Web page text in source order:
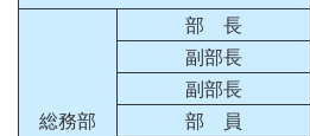
総務部
部 長
副部長
副部長
部 員